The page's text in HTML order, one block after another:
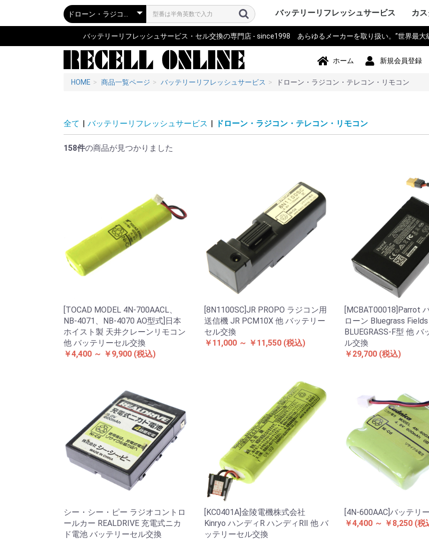
バッテリーリフレッシュサービス
パソコン PC・サーバー・周辺機
器
ソニ
パ
東
ア
カシ
ビ
コ
シャ
デル
三菱
hp
ッ
イ
日立
富
サン
アキ
エプ
飯
レ
工人
マ
オ
ク
ア
マ
その
測量機器 ト
ソキ
ニコ
ペン
横河
ラ
オリ
ト
フ
タマ
その
計測器・測定器・分析計
クス
日立
マ
テ
A&D
hp
ッ
Z+F
横河
JRC
岩通
日
キー
テル
ア
オリ
三洋
東
オ
コ
日通
フ
その
電動工具 マ
パナ
泉
ル
東
KTC
イク
ダイ
ッ
イ
スバ
ン
パオ
シン
REX
その
作業機器・検査機器・整備 古
住
三
マ
ム
富
沖
NEC
フ
パ
下電
山
その
電動アシスト自転車・eBIKE・車
椅子
ヤマ
ブ
パ
サ
ホン
サン
ミヤ
丸
スズ
ホ
シマ
ヤン
大
カイ
ト
カ
ジャ
その
カメラ・ストロボ・ライト系・
投光器・顕微鏡
ソニ
IDX
クス
パ
シャ
ビ
バ
キャ
ポ
ム
オリ
コ
シー
フ
カー
シグ
ン
東
その
アイボ AIBO SONY
ロボット・コントローラ
コ
ボッ
その
オーディオ・ビジュアル・モニ
ター
ア
ソニ
パ
JBL
パ
シャ
カシ
エプ
京セ
東
NEC
ド
TOA
ツ
ル
その
スマホ・タブレット・PDA・そ
の他端末
ドコ
au
NEC
日立
hp
ッ
シャ
富
パ
カシ
東
その
プリンター・スキャナー シチ
ペン
エプ
キャ
ブ
hp
ッ
オリ
パ
東
SII
ル
リ
三
マ
カシ
ス
日本
その
電源モジュール・ポータブルバ
ッテリー
パ
NEP
ック
アイ
エナ
バ
サ
JTT
ニ
ョン
その
無線機・電話機・Wi-Fiルータ ア
三
パ
ケ
東
八重
富
ラ
ス
日立
パ
ビ
JRC
沖電
アル
新
JRC
松
岩崎
シャ
信
ア
サン
ト
信
KDDI
NTT
京セ
その
ドローン・ラジコン・テレコ
ン・リモコン
DJI
発
田
エニ
東
子
JR
大
ッ
日
金
ア
長
三菱
日立
その
パーソナルモビリティ・電動カ
ート
その
ハンディーターミナル・コード
リーダー
キャ
デン
八重
エプ
カシ
シャ
東
セ
パ
富
キー
モ
ウ
その
ナビ・自動車バイク アクセサリ
ー
ック
ユ
ー
その
掃除機・洗浄機・空調関連 シャ
ダイ
ブ
ー
ド
パ
ナル
ジ
サン
日立
東
株
ボッ
ツ
技研
CCP
マ
ケル
アイ
その
コードレスフォン
パ
ラ
日立
ナ
ア
タ
東
ソニ
その
通信カラオケ・デンモク
誘導非常灯・住設警報機器
パナ
東
古
日立
三
大光
オ
岩
三
ー
新
TOA
日
GS
三洋
日
ジ
ジ
その
住宅設備・施設設備
パ
三洋
ヨー
三
ー
GS
フト
GS
セイ
ド
その
バックアップ電源・UPS(無停電
電源装置)
APC
オ
NTT
その
事務機器・辞書・計算機・タイ
ムレコーダー
アマ
SII
ル
ック
その
健康・美容家電
ッ
マ
ド
日立
ヒ
ナリ
その
ポンプ
農業・園芸・除雪機
おもちゃ・楽器・釣具・レジャ
ー
Panasonic SANYO FDK
その他
カ
バッテリーリフレッシュサービス・セル交換の専門店 - since1998 あらゆるメーカーを取り扱い。”世界最大
ホーム 新規会員登録
HOME 商品一覧ページ バッテリーリフレッシュサービス ドローン・ラジコン・テレコン・リモコン
全て | バッテリーリフレッシュサービス | ドローン・ラジコン・テレコン・リモコン
158件の商品が見つかりました
[TOCAD MODEL 4N-700AACL、
NB-4071、NB-4070 AO型式]日本
ホイスト製 天井クレーンリモコン
他 バッテリーセル交換
￥4,400 ～ ￥9,900 (税込)
[8N1100SC]JR PROPO ラジコン用
送信機 JR PCM10X 他 バッテリー
セル交換
￥11,000 ～ ￥11,550 (税込)
[MCBAT00018]Parrot
ローン Bluegrass Fields
BLUEGRASS-F型 他 バ
ル交換
￥29,700 (税込)
シー・シー・ピー ラジオコントロ
ールカー REALDRIVE 充電式ニカ
ド電池 バッテリーセル交換
[KC0401A]金陵電機株式会社
Kinryo ハンディR ハンディRⅡ 他 バ
ッテリーセル交換
[4N-600AAC]バッテリ
￥4,400 ～ ￥8,250 (税